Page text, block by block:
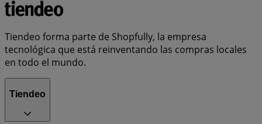
Tiendeo forma parte de Shopfully, la empresa
tecnológica que está reinventando las compras locales
en todo el mundo.
Tiendeo